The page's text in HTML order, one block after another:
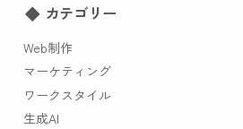
カテゴリー
Web制作
マーケティング
ワークスタイル
生成AI